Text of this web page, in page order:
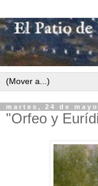
martes, 24 de mayo
"Orfeo y